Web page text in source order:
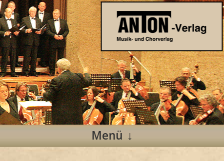
Anton Verlag
Musik- und Chorverlag
Menü